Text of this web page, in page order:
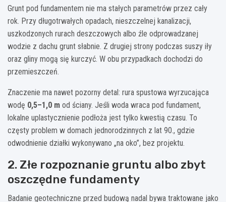
Grunt pod fundamentem nie ma stałych parametrów przez cały
rok. Przy długotrwałych opadach, nieszczelnej kanalizacji,
uszkodzonych rurach deszczowych albo źle odprowadzanej
wodzie z dachu grunt słabnie. Z drugiej strony podczas suszy iły
oraz gliny mogą się kurczyć. W obu przypadkach dochodzi do
przemieszczeń.
Znaczenie ma nawet pozorny detal: rura spustowa wyrzucająca
wodę 0,5–1,0 m od ściany. Jeśli woda wraca pod fundament,
lokalne uplastycznienie podłoża jest tylko kwestią czasu. To
częsty problem w domach jednorodzinnych z lat 90., gdzie
odwodnienie działki wykonywano „na oko”, bez projektu.
2. Złe rozpoznanie gruntu albo zbyt
oszczędne fundamenty
Badanie geotechniczne przed budową nadal bywa traktowane jako